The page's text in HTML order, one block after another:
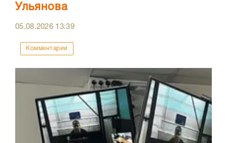
Ульянова
05.08.2026 13:39
Комментарии